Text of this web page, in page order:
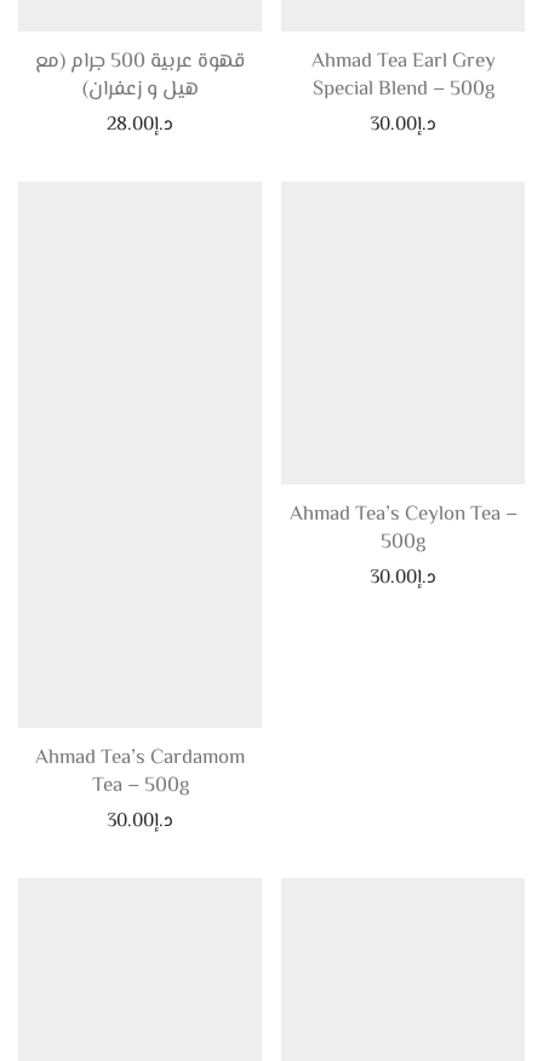
قهوة عربية 500 جرام (مع
هيل و زعفران)
د.إ28.00
Ahmad Tea Earl Grey
Special Blend – 500g
د.إ30.00
Ahmad Tea’s Cardamom
Tea – 500g
د.إ30.00
Ahmad Tea’s Ceylon Tea –
500g
د.إ30.00